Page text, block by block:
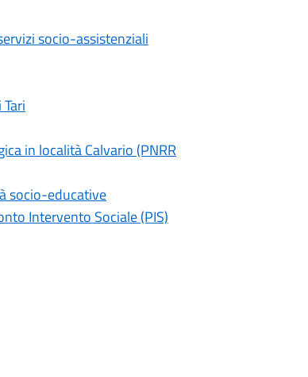
socio-assistenziali
in località Calvario (PNRR
socio-educative
Intervento Sociale (PIS)